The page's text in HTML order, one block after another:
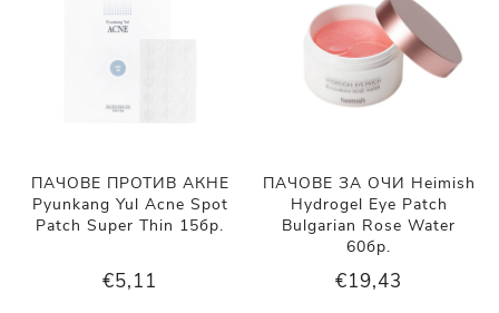
ПАЧОВЕ ПРОТИВ АКНЕ
Pyunkang Yul Acne Spot
Patch Super Thin 15бр.
€5,11
ПАЧОВЕ ЗА ОЧИ Heimish
Hydrogel Eye Patch
Bulgarian Rose Water
60бр.
€19,43